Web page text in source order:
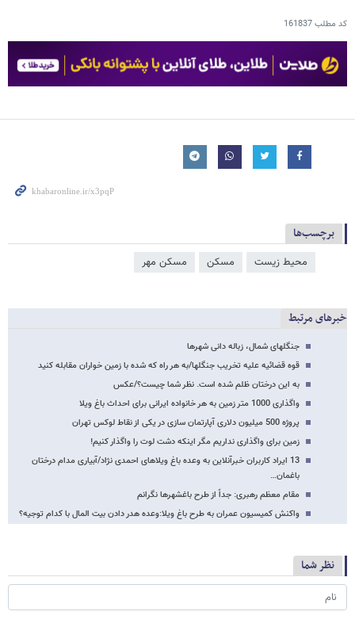
کد مطلب161837
برچسب‌ها
محیط زیست مسکن مسکن مهر
خبرهای مرتبط
جنگلهای شمال، زباله دانی شهرها
قوه قضائیه علیه تخریب جنگلها/به هر راه که شده با زمین خواران مقابله کنید
به این درختان ظلم شده است. نظر شما چیست؟/عکس
واگذاری 1000 متر زمین به هر خانواده ایرانی برای احداث باغ ویلا
پروژه 500 میلیون دلاری آپارتمان سازی در یکی از نقاط لوکس تهران
زمین برای واگذاری نداریم مگر اینکه دشت لوت را واگذار کنیم!
13 ایراد کاربران خبرآنلاین به وعده باغ ویلاهای احمدی نژاد/آبیاری مدام درختان
باغمان…
مقام معظم رهبری: ‫جداً از طرح باغشهرها نگرانم
واکنش کمیسیون عمران به طرح باغ ویلا:وعده هدر دادن بیت المال با کدام توجیه؟
نظر شما